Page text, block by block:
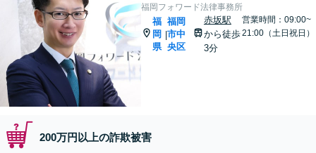
福岡フォワード法律事務所
福
岡
県
|
福岡
市中
央区
赤坂駅
から徒歩
3分
営業時間：09:00~
21:00（土日祝日）
200万円以上の詐欺被害